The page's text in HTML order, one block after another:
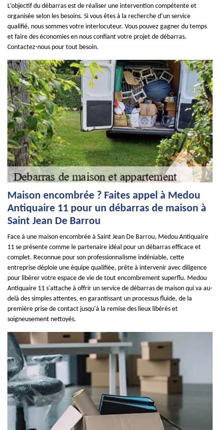
L’objectif du débarras est de réaliser une intervention compétente et
organisée selon les besoins. Si vous êtes à la recherche d’un service
qualifié, nous sommes votre interlocuteur. Vous pouvez gagner du temps
et faire des économies en nous confiant votre projet de débarras.
Contactez-nous pour tout besoin.
Maison encombrée ? Faites appel à Medou
Antiquaire 11 pour un débarras de maison à
Saint Jean De Barrou
Face à une maison encombrée à Saint Jean De Barrou, Medou Antiquaire
11 se présente comme le partenaire idéal pour un débarras efficace et
complet. Reconnue pour son professionnalisme indéniable, cette
entreprise déploie une équipe qualifiée, prête à intervenir avec diligence
pour libérer votre espace de vie de tout encombrement superflu. Medou
Antiquaire 11 s'attache à offrir un service de débarras de maison qui va au-
delà des simples attentes, en garantissant un processus fluide, de la
première prise de contact jusqu'à la remise des lieux libérés et
soigneusement nettoyés.